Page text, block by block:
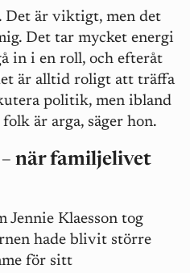
Det är viktigt, men det
Det tar mycket energi
in i en roll, och efteråt
är alltid roligt att träffa
politik, men ibland
är arga, säger hon.
när familjelivet
Jennie Klaesson tog
hade blivit större
för sitt